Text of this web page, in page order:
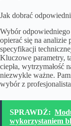
Jak dobrać
Wybór
opierać się na
specyfikacji
Kluczowe parametry,
ciepła, wytrzymałość
niezwykle ważne.
wybór z
SPRAWDŹ:
wykorzystaniem